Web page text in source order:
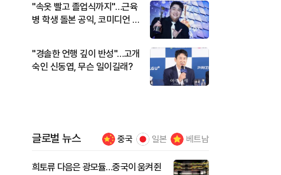
"속옷 빨고 졸업식까지"…근육
병 학생 돌본 공익, 코미디언 김
"경솔한 언행 깊이 반성"…고개
숙인 신동엽, 무슨 일이길래?
글로벌 뉴스 중국 일본 베트남
희토류 다음은 광모듈…중국이 움켜쥔